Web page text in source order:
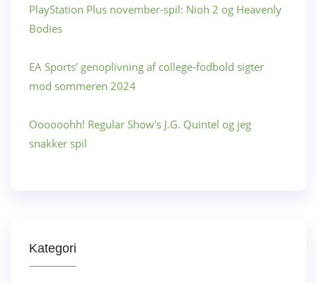
PlayStation Plus november-spil: Nioh 2 og Heavenly
Bodies
EA Sports’ genoplivning af college-fodbold sigter
mod sommeren 2024
Oooooohh! Regular Show's J.G. Quintel og jeg
snakker spil
Kategori